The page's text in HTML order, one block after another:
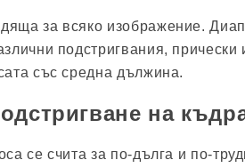
за всяко изображение.
подстригвания, прически
със средна дължина.
на
се счита за по-дълга и по-